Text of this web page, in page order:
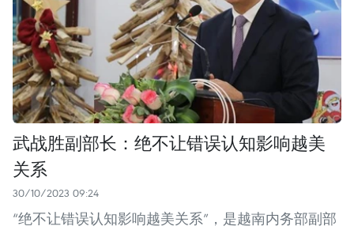
武战胜副部长：绝不让错误认知影响越美
关系
30/10/2023 09:24
“绝不让错误认知影响越美关系”，是越南内务部副部